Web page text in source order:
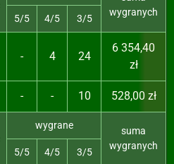
wygranych
5/5 4/5 3/5
- 4 24
6 354,40
zł
- - 10 528,00 zł
wygrane
suma
wygranych
5/5 4/5 3/5